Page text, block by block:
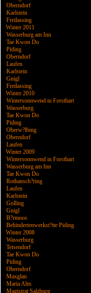
Oberndorf
Karlstein
Freilassing
Winter 2011
Wasserburg am Inn
Tae Kwon Do
Piding
Oberndorf
Laufen
Karlstein
Gnigl
Freilassing
Winter 2010
Wintersonnwend in Forsthart
Wasserburg
Tae Kwon Do
Piding
Oberw?lbing
Oberndorf
Laufen
Winter 2009
Wintersonnwend in Forsthart
Wasserburg am Inn
Tae Kwon Do
Rothansch?ring
Laufen
Karlstein
Golling
Gnigl
B?rmoos
Behindertenwerkst?tte Piding
Winter 2008
Wasserburg
Teisendorf
Tae Kwon Do
Piding
Oberndorf
Maxglan
Maria Alm
Magistrat Salzburg